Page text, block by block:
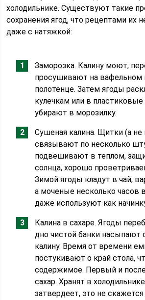
холодильнике. Существуют такие
сохранения ягод, что рецептами их
даже с натяжкой:
Заморозка. Калину моют,
просушивают на вафельном
полотенце. Затем ягоды
кулечкам или в
убирают в морозилку.
Сушеная калина. Щитки (а
связывают по несколько
подвешивают в теплом,
солнца, хорошо
Зимой ягоды кладут в чай,
а моченые несколько часов
даже используют как
Калина в сахаре. Ягоды
дно чистой банки насыпают
калину. Время от времени
постукивают о край стола,
содержимое. Первый и
сахар. Хранят в
затвердеет, это не